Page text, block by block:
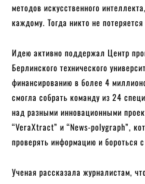
методов искусственного
каждому. Тогда никто не
Идею активно поддержал Центр
Берлинского технического
финансированию в более 4
смогла собрать команду из 24
над разными инновационными
“VeraXtract” и “News-polygraph”,
проверять информацию и бороться
Ученая рассказала журналистам,